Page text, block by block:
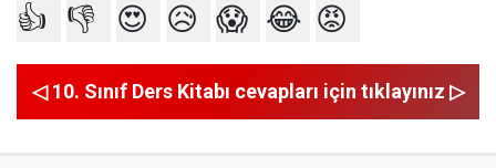
👍 👎 😍 😥 😱 😂 😡
◁ 10. Sınıf Ders Kitabı cevapları için tıklayınız ▷